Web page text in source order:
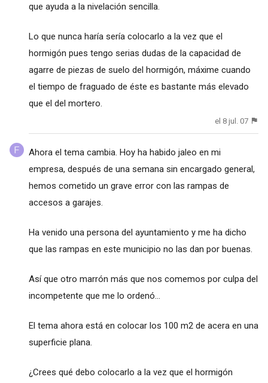
que ayuda a la nivelación sencilla.
Lo que nunca haría sería colocarlo a la vez que el
hormigón pues tengo serias dudas de la capacidad de
agarre de piezas de suelo del hormigón, máxime cuando
el tiempo de fraguado de éste es bastante más elevado
que el del mortero.
el 8 jul. 07
Ahora el tema cambia. Hoy ha habido jaleo en mi
empresa, después de una semana sin encargado general,
hemos cometido un grave error con las rampas de
accesos a garajes.
Ha venido una persona del ayuntamiento y me ha dicho
que las rampas en este municipio no las dan por buenas.
Así que otro marrón más que nos comemos por culpa del
incompetente que me lo ordenó...
El tema ahora está en colocar los 100 m2 de acera en una
superficie plana.
¿Crees qué debo colocarlo a la vez que el hormigón